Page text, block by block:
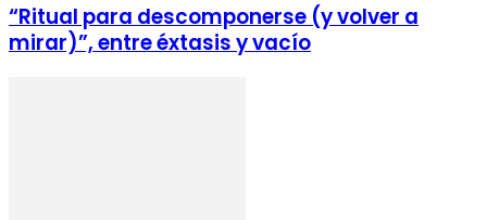
“Ritual para descomponerse (y volver a
mirar)”, entre éxtasis y vacío